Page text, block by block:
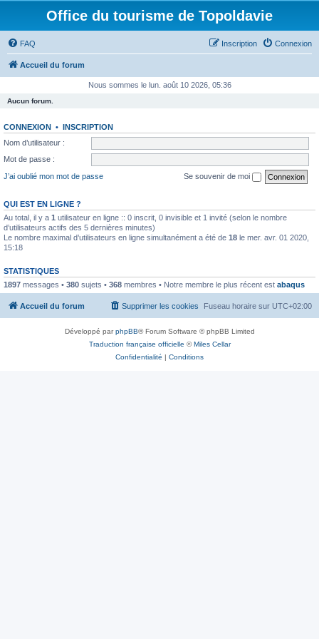
Office du tourisme de Topoldavie
FAQ Connexion
Inscription
Accueil du forum
Nous sommes le lun. août 10 2026, 05:36
Aucun forum.
CONNEXION • INSCRIPTION
Nom d’utilisateur :
Mot de passe :
J’ai oublié mon mot de passe
Se souvenir de moi
QUI EST EN LIGNE ?
Au total, il y a 1 utilisateur en ligne :: 0 inscrit, 0 invisible et 1 invité (selon le nombre
d’utilisateurs actifs des 5 dernières minutes)
Le nombre maximal d’utilisateurs en ligne simultanément a été de 18 le mer. avr. 01 2020,
15:18
STATISTIQUES
1897 messages • 380 sujets • 368 membres • Notre membre le plus récent est abaqus
Accueil du forum Fuseau horaire sur UTC+02:00
Supprimer les cookies
Développé parphpBB® Forum Software © phpBB Limited
Traduction française officielle ©Miles Cellar
Confidentialité | Conditions